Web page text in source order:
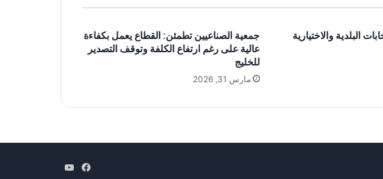
البلدية والاختيارية
جمعية الصناعيين تطمئن: القطاع يعمل بكفاءة
عالية على رغم ارتفاع الكلفة وتوقف التصدير
للخليج
مارس 31, 2026
فيسبوك‫YouTube